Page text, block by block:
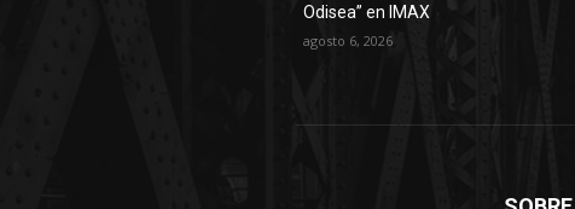
Odisea” en IMAX
agosto 6, 2026